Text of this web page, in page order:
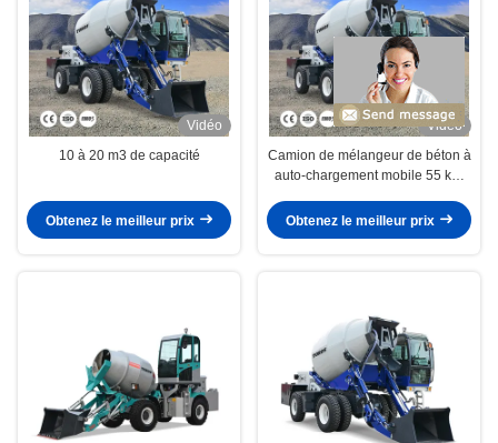
Vidéo
10 à 20 m3 de capacité
Obtenez le meilleur prix
Vidéo
Camion de mélangeur de béton à
auto-chargement mobile 55 kW
Obtenez le meilleur prix